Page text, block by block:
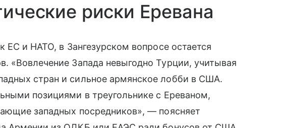
риски Еревана
ЕС и НАТО, в Зангезурском вопросе остается
«Вовлечение Запада невыгодно Турции, учитывая
стран и сильное армянское лобби в США.
позициями в треугольнике с Ереваном,
западных посредников», — поясняет